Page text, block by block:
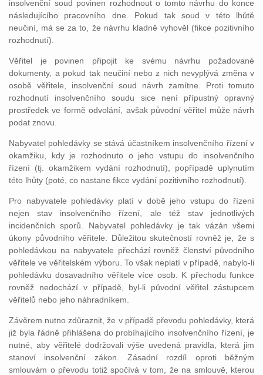
insolvenční soud povinen rozhodnout o tomto návrhu do konce
následujícího pracovního dne. Pokud tak soud v této lhůtě
neučiní, má se za to, že návrhu kladně vyhověl (fikce pozitivního
rozhodnutí).
Věřitel je povinen připojit ke svému návrhu požadované
dokumenty, a pokud tak neučiní nebo z nich nevyplývá změna v
osobě věřitele, insolvenční soud návrh zamítne. Proti tomuto
rozhodnutí insolvenčního soudu sice není přípustný opravný
prostředek ve formě odvolání, avšak původní věřitel může návrh
podat znovu.
Nabyvatel pohledávky se stává účastníkem insolvenčního řízení v
okamžiku, kdy je rozhodnuto o jeho vstupu do insolvenčního
řízení (tj. okamžikem vydání rozhodnutí), popřípadě uplynutím
této lhůty (poté, co nastane fikce vydání pozitivního rozhodnutí).
Pro nabyvatele pohledávky platí v době jeho vstupu do řízení
nejen stav insolvenčního řízení, ale též stav jednotlivých
incidenčních sporů. Nabyvatel pohledávky je tak vázán všemi
úkony původního věřitele. Důležitou skutečností rovněž je, že s
pohledávkou na nabyvatele přechází rovněž členství původního
věřitele ve věřitelském výboru. To však neplatí v případě, nabylo-li
pohledávku dosavadního věřitele více osob. K přechodu funkce
rovněž nedochází v případě, byl-li původní věřitel zástupcem
věřitelů nebo jeho náhradníkem.
Závěrem nutno zdůraznit, že v případě převodu pohledávky, která
již byla řádně přihlášena do probíhajícího insolvenčního řízení, je
nutné, aby věřitelé dodržovali výše uvedená pravidla, která jim
stanoví insolvenční zákon. Zásadní rozdíl oproti běžným
smlouvám o převodu totiž spočívá v tom, že na smlouvě, kterou